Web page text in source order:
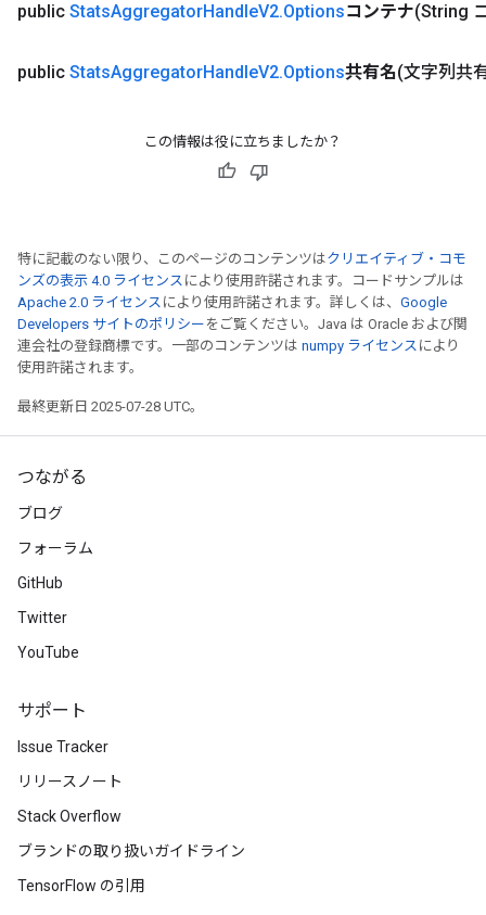
public StatsAggregatorHandleV2.Optionsコンテナ(String
public StatsAggregatorHandleV2.Options共有名(文字列共
この情報は役に立ちましたか？
特に記載のない限り、このページのコンテンツはクリエイティブ・コモ
ンズの表示 4.0 ライセンス により使用許諾されます。コードサンプルは
Apache 2.0 ライセンス により使用許諾されます。詳しくは、 Google
Developers サイトのポリシー をご覧ください。Java は Oracle および関
連会社の登録商標です。一部のコンテンツは numpy ライセンス により
使用許諾されます。
最終更新日 2025-07-28 UTC。
つながる
ブログ
フォーラム
GitHub
Twitter
YouTube
サポート
Issue Tracker
リリースノート
Stack Overflow
ブランドの取り扱いガイドライン
TensorFlow の引用